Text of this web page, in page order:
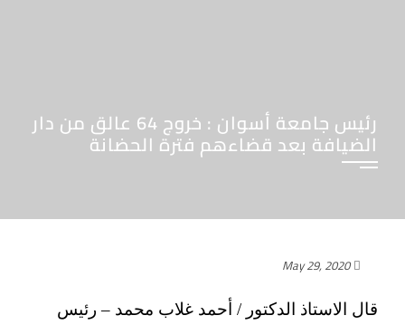
رئيس جامعة أسوان : خروج 64 عالق من دار
الضيافة بعد قضاءهم فترة الحضانة
May 29, 2020
قال الاستاذ الدكتور / أحمد غلاب محمد – رئيس